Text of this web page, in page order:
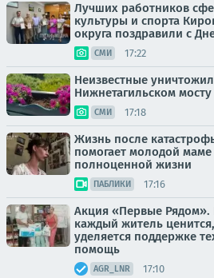
Лучших работников
культуры и спорта
округа поздравили с
СМИ 17:22
Неизвестные
Нижнетагильском
СМИ 17:18
Жизнь после
помогает молодой маме
полноценной жизни
ПАБЛИКИ 17:16
Акция «Первые Рядом».
каждый житель
уделяется поддержке
помощь
AGR_LNR 17:10